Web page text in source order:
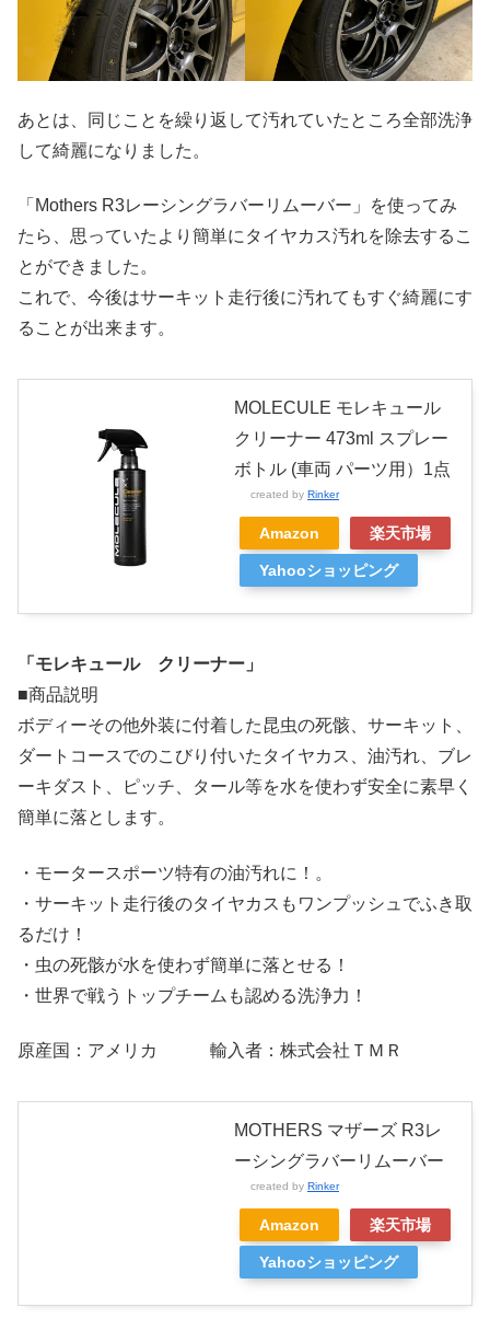
あとは、同じことを繰り返して汚れていたところ全部洗浄
して綺麗になりました。
「Mothers R3レーシングラバーリムーバー」を使ってみ
たら、思っていたより簡単にタイヤカス汚れを除去するこ
とができました。
これで、今後はサーキット走行後に汚れてもすぐ綺麗にす
ることが出来ます。
MOLECULE モレキュール
クリーナー 473ml スプレー
ボトル (車両 パーツ用）1点
created by Rinker
Amazon 楽天市場
Yahooショッピング
「モレキュール クリーナー」
■商品説明
ボディーその他外装に付着した昆虫の死骸、サーキット、
ダートコースでのこびり付いたタイヤカス、油汚れ、ブレ
ーキダスト、ピッチ、タール等を水を使わず安全に素早く
簡単に落とします。
・モータースポーツ特有の油汚れに！。
・サーキット走行後のタイヤカスもワンプッシュでふき取
るだけ！
・虫の死骸が水を使わず簡単に落とせる！
・世界で戦うトップチームも認める洗浄力！
原産国：アメリカ 輸入者：株式会社ＴＭＲ
MOTHERS マザーズ R3レ
ーシングラバーリムーバー
created by Rinker
Amazon 楽天市場
Yahooショッピング